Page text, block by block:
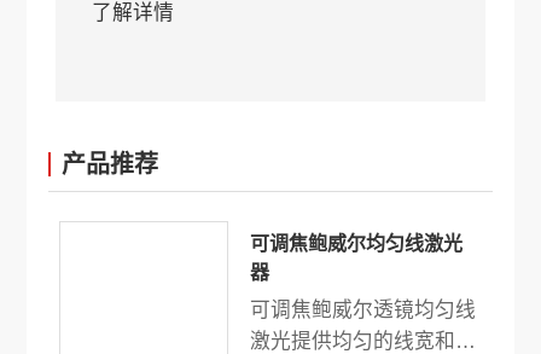
了解详情
产品推荐
可调焦鲍威尔均匀线激光
器
可调焦鲍威尔透镜均匀线
激光提供均匀的线宽和强